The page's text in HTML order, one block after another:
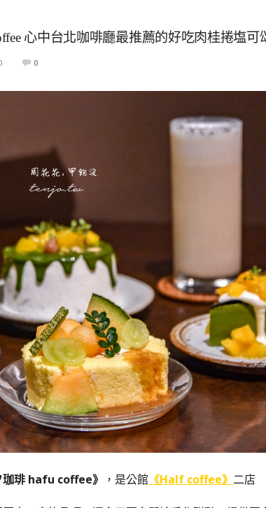
心中台北咖啡廳最推薦的好吃肉桂捲塩可
0
珈琲 hafu coffee》 ，是公館 《Half coffee》 二店